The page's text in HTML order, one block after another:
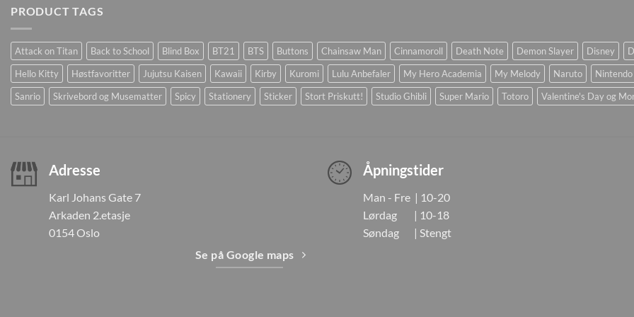
PRODUCT TAGS
Attack on Titan Back to School Blind Box BT21 BTS Buttons Chainsaw Man Cinnamoroll Death Note Demon Slayer Disney
Hello Kitty
Høstfavoritter Jujutsu Kaisen Kawaii Kirby Kuromi Lulu Anbefaler My Hero Academia My Melody Naruto
Nintendo
Sanrio
Skrivebord og Musematter Spicy Stationery Sticker Stort Priskutt! Studio Ghibli Super Mario Totoro Valentine's Day og
Adresse
Karl Johans Gate 7
Arkaden 2.etasje
0154 Oslo
Se på Google maps
Åpningstider
Man - Fre | 10-20
Lørdag | 10-18
Søndag | Stengt